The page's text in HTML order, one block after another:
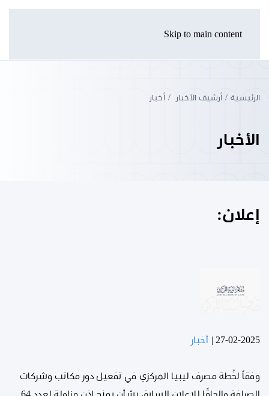
Skip to main content
الرئيسية أرشيف الأخبار أخبار
الأخبار
إعلان:
27-02-2025 أخبار
وفقاً لخُطة مصرف ليبيا المركزي في تفعيل دور مكاتب وشركات